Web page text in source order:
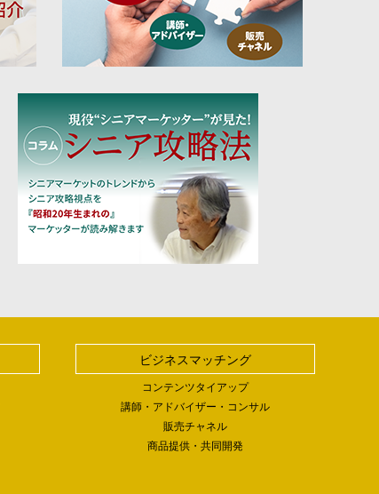
ビジネスマッチング
コンテンツタイアップ
講師・アドバイザー・コンサル
販売チャネル
商品提供・共同開発